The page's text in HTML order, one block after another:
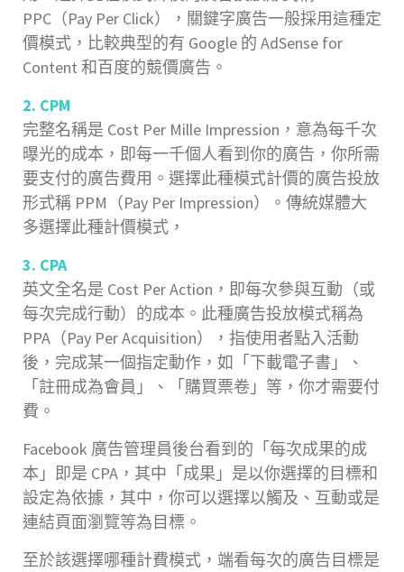
PPC（Pay Per Click），關鍵字廣告一般採用這種定
價模式，比較典型的有 Google 的 AdSense for
Content 和百度的競價廣告。
2. CPM
完整名稱是 Cost Per Mille Impression，意為每千次
曝光的成本，即每一千個人看到你的廣告，你所需
要支付的廣告費用。選擇此種模式計價的廣告投放
形式稱 PPM（Pay Per Impression）。傳統媒體大
多選擇此種計價模式，
3. CPA
英文全名是 Cost Per Action，即每次參與互動（或
每次完成行動）的成本。此種廣告投放模式稱為
PPA（Pay Per Acquisition），指使用者點入活動
後，完成某一個指定動作，如「下載電子書」、
「註冊成為會員」、「購買票卷」等，你才需要付
費。
Facebook 廣告管理員後台看到的「每次成果的成
本」即是 CPA，其中「成果」是以你選擇的目標和
設定為依據，其中，你可以選擇以觸及、互動或是
連結頁面瀏覽等為目標。
至於該選擇哪種計費模式，端看每次的廣告目標是